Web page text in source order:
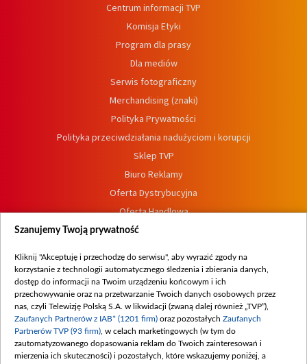
Centrum informacji TVP
Komisja Etyki
Program dla prasy
Dla mediów
Serwis fotograficzny
Merchandising (znaki)
Polityka Prywatności
Polityka przeciwdziałania nadużyciom i korupcji
Sklep TVP
Biuro Reklamy
Oferta Dystrybucyjna
Oferta Handlowa
Dostępność
Procedura zgłoszeń wewnętrznych
Szanujemy Twoją prywatność
Kliknij "Akceptuję i przechodzę do serwisu", aby wyrazić zgody na
korzystanie z technologii automatycznego śledzenia i zbierania danych,
dostęp do informacji na Twoim urządzeniu końcowym i ich
przechowywanie oraz na przetwarzanie Twoich danych osobowych przez
nas, czyli Telewizję Polską S.A. w likwidacji (zwaną dalej również „TVP”),
Zaufanych Partnerów z IAB* (1201 firm) oraz pozostałych Zaufanych
Partnerów TVP (93 firm) , w celach marketingowych (w tym do
zautomatyzowanego dopasowania reklam do Twoich zainteresowań i
mierzenia ich skuteczności) i pozostałych, które wskazujemy poniżej, a